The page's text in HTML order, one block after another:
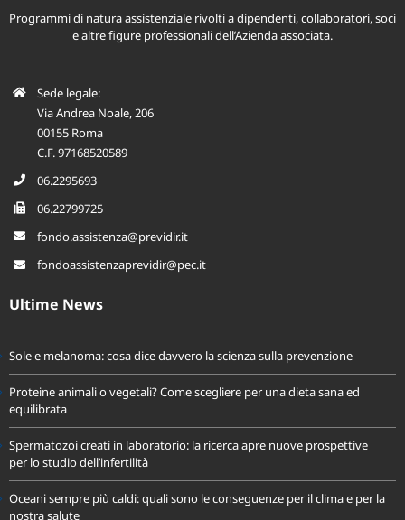
Programmi di natura assistenziale rivolti a dipendenti, collaboratori, soci
e altre figure professionali dell’Azienda associata.
Sede legale:
Via Andrea Noale, 206
00155 Roma
fondo.assistenza@previdir.it
fondoassistenzaprevidir@pec.it
Ultime News
Sole e melanoma: cosa dice davvero la scienza sulla prevenzione
Proteine animali o vegetali? Come scegliere per una dieta sana ed
equilibrata
Spermatozoi creati in laboratorio: la ricerca apre nuove prospettive
per lo studio dell’infertilità
Oceani sempre più caldi: quali sono le conseguenze per il clima e per la